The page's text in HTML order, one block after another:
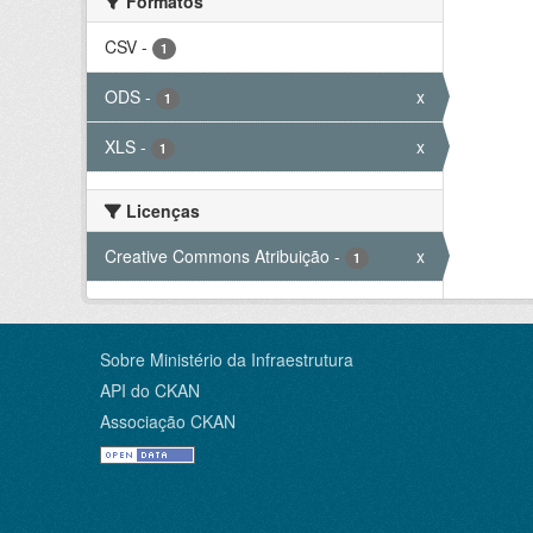
CSV - 1
ODS - 1 x
XLS - 1 x
Licenças
Creative Commons Atribuição - 1 x
Sobre Ministério da Infraestrutura
API do CKAN
Associação CKAN